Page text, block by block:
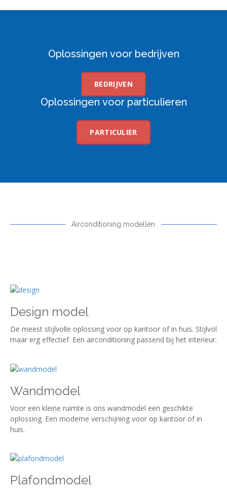
Oplossingen voor bedrijven
BEDRIJVEN
Oplossingen voor particulieren
PARTICULIER
Airconditioning modellen
Design model
De meest stijlvolle oplossing voor op kantoor of in huis. Stijlvol
maar erg effectief. Een airconditioning passend bij het interieur.
Wandmodel
Voor een kleine ruimte is ons wandmodel een geschikte
oplossing. Een moderne verschijning voor op kantoor of in
huis.
Plafondmodel